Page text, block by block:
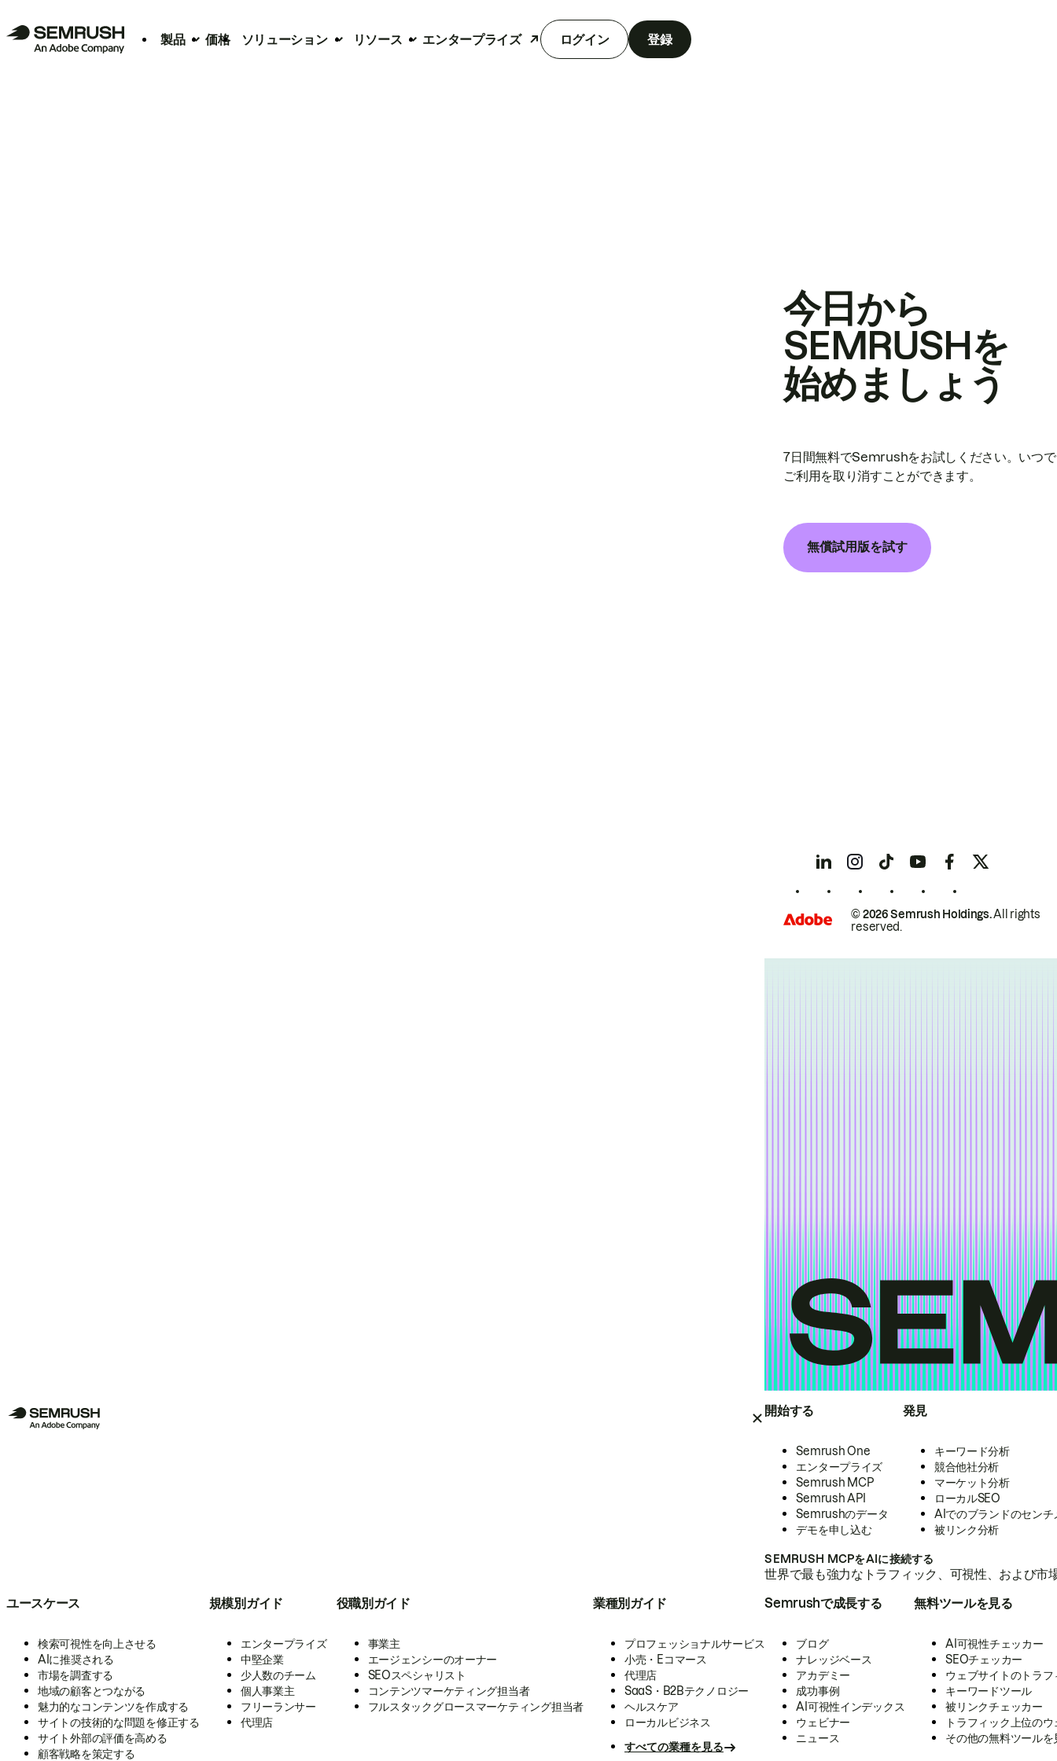
製品 価格 ソリューション リソース エンタープライズ ログイン 登録
開始する
Semrush One
エンタープライズ
Semrush MCP
Semrush API
Semrushのデータ
デモを申し込む
発見
キーワード分析
競合他社分析
マーケット分析
ローカルSEO
AIでのブランドのセンチ
被リンク分析
SEMRUSH MCPをAIに接続する
世界で最も強力なトラフィック、可視性、および
ユースケース
検索可視性を向上させる
AIに推奨される
市場を調査する
地域の顧客とつながる
魅力的なコンテンツを作成する
サイトの技術的な問題を修正する
サイト外部の評価を高める
顧客戦略を策定する
規模別ガイド
エンタープライズ
中堅企業
少人数のチーム
個人事業主
フリーランサー
代理店
役職別ガイド
事業主
エージェンシーのオーナー
SEOスペシャリスト
コンテンツマーケティング担当者
フルスタックグロースマーケティング担当者
業種別ガイド
プロフェッショナルサービス
小売・Eコマース
代理店
SaaS・B2Bテクノロジー
ヘルスケア
ローカルビジネス
すべての業種を見る
Semrushで成長する
ブログ
ナレッジベース
アカデミー
成功事例
AI可視性インデックス
ウェビナー
ニュース
無料ツールを見る
AI可視性チェッカー
SEOチェッカー
ウェブサイトのトラ
キーワードツール
被リンクチェッカー
トラフィック上位の
その他の無料ツールを
今日から
SEMRUSHを
始めましょう
7日間無料でSemrushをお試しください。いつ
ご利用を取り消すことができます。
無償試用版を試す
© 2026 Semrush Holdings.All rights
reserved.